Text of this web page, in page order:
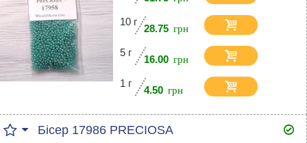
10 г
28.75
5 г
16.00
1 г
4.50
Бісер 17986 PRECIOSA